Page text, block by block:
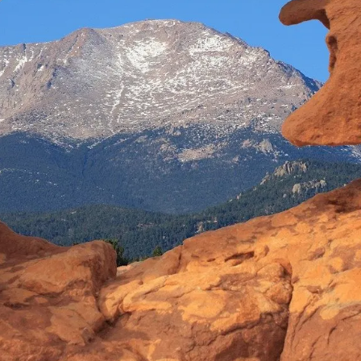
mnie wydarzenia z tego
Śląsk
Kraków